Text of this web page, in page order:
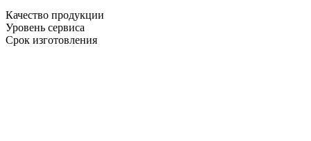
Качество продукции
Уровень сервиса
Срок изготовления